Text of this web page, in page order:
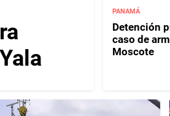
PANAMÁ
Detención
caso de
Moscote